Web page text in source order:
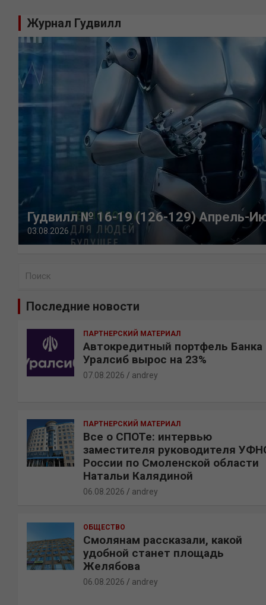
Журнал Гудвилл
Гудвилл № 16-19 (126-129) Апрель-
03.08.2026
Последние новости
ПАРТНЕРСКИЙ МАТЕРИАЛ
Автокредитный портфель Банка
Уралсиб вырос на 23%
07.08.2026 andrey
ПАРТНЕРСКИЙ МАТЕРИАЛ
Все о СПОТе: интервью
заместителя руководителя
России по Смоленской области
Натальи Калядиной
06.08.2026 andrey
ОБЩЕСТВО
Смолянам рассказали, какой
удобной станет площадь
Желябова
06.08.2026 andrey